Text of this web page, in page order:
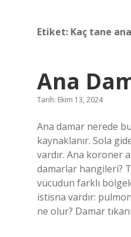
Etiket: Kaç tane
Ana
Tarih: Ekim 13, 2024
Ana damar nerede
kaynaklanır. Sola
vardır. Ana koroner
damarlar hangileri?
vücudun farklı
istisna vardır:
ne olur? Damar